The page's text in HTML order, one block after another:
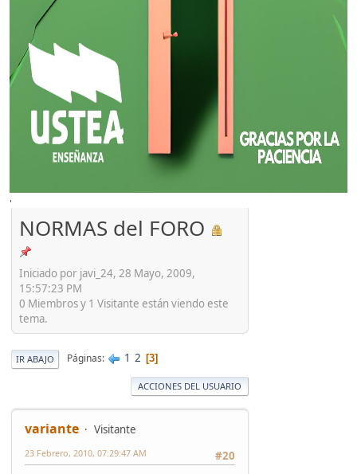
'
NORMAS del FORO
Iniciado por javi_24, 28 Mayo, 2009,
15:57:23 PM
0 Miembros y 1 Visitante están viendo este
tema.
IR ABAJO Páginas 1 2 3
ACCIONES DEL USUARIO
variante
Visitante
#20
23 Febrero, 2010, 07:29:47 AM